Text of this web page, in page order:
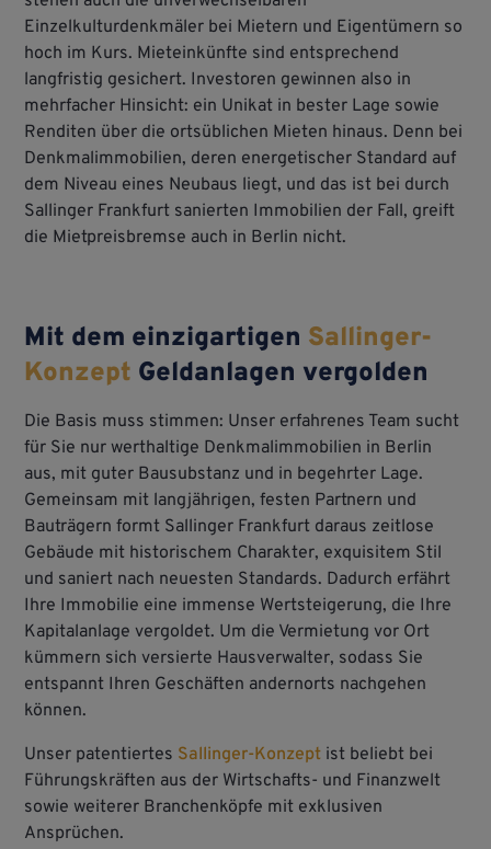
Einzelkulturdenkmäler bei Mietern und Eigentümern so
hoch im Kurs. Mieteinkünfte sind entsprechend
langfristig gesichert. Investoren gewinnen also in
mehrfacher Hinsicht: ein Unikat in bester Lage sowie
Renditen über die ortsüblichen Mieten hinaus. Denn bei
Denkmalimmobilien, deren energetischer Standard auf
dem Niveau eines Neubaus liegt, und das ist bei durch
Sallinger Frankfurt sanierten Immobilien der Fall, greift
die Mietpreisbremse auch in Berlin nicht.
Mit dem einzigartigen Sallinger-
Konzept Geldanlagen vergolden
Die Basis muss stimmen: Unser erfahrenes Team sucht
für Sie nur werthaltige Denkmalimmobilien in Berlin
aus, mit guter Bausubstanz und in begehrter Lage.
Gemeinsam mit langjährigen, festen Partnern und
Bauträgern formt Sallinger Frankfurt daraus zeitlose
Gebäude mit historischem Charakter, exquisitem Stil
und saniert nach neuesten Standards. Dadurch erfährt
Ihre Immobilie eine immense Wertsteigerung, die Ihre
Kapitalanlage vergoldet. Um die Vermietung vor Ort
kümmern sich versierte Hausverwalter, sodass Sie
entspannt Ihren Geschäften andernorts nachgehen
können.
Unser patentiertes Sallinger-Konzept ist beliebt bei
Führungskräften aus der Wirtschafts- und Finanzwelt
sowie weiterer Branchenköpfe mit exklusiven
Ansprüchen.